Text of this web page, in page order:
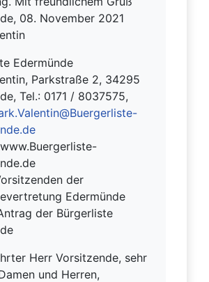
08. November 2021
Edermünde
Parkstraße 2, 34295
Tel.: 0171 / 8037575,
der
Edermünde
der Bürgerliste
Herr Vorsitzende, sehr
und Herren,